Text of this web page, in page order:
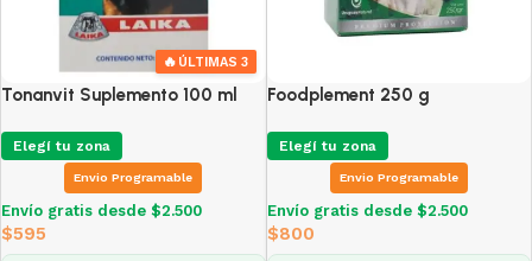
🔥 ÚLTIMAS 3
Tonanvit Suplemento 100 ml
Elegí tu zona
Envio Programable
Envío gratis desde $2.500
$595
Foodplement 250 g
Elegí tu zona
Envio Programable
Envío gratis desde $2.500
$800